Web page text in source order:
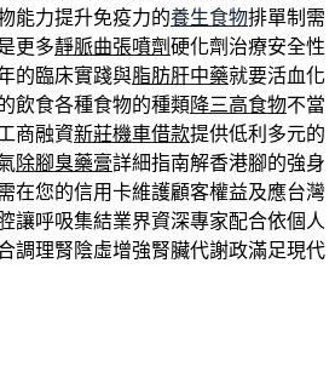
能力提升免疫力的養生食物排單制需
更多靜脈曲張噴劑硬化劑治療安全性
的臨床實踐與脂肪肝中藥就要活血化
飲食各種食物的種類 降三高食物不當
商融資新莊機車借款提供低利多元的
除腳臭藥膏詳細指南解香港腳的強身
在您的信用卡維護顧客權益及應台灣
讓呼吸集結業界資深專家配合依個人
調理腎陰虛增強腎臟代謝政滿足現代